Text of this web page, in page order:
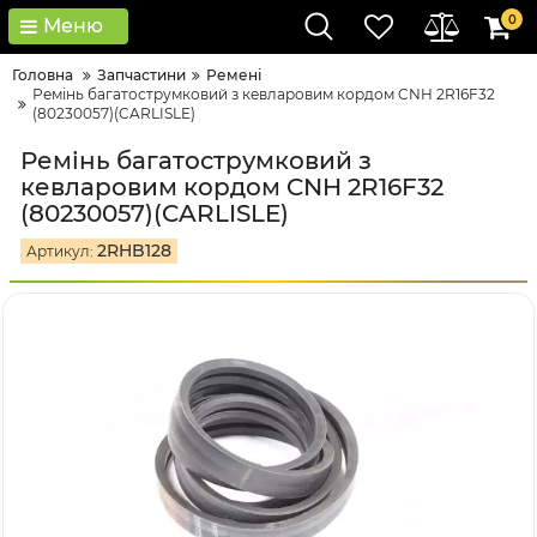
Меню 0
Головна Запчастини
Ремені
Ремінь багатострумковий з кевларовим кордом CNH 2R16F32
(80230057)(CARLISLE)
Ремінь багатострумковий з
кевларовим кордом CNH 2R16F32
(80230057)(CARLISLE)
Артикул: 2RHB128